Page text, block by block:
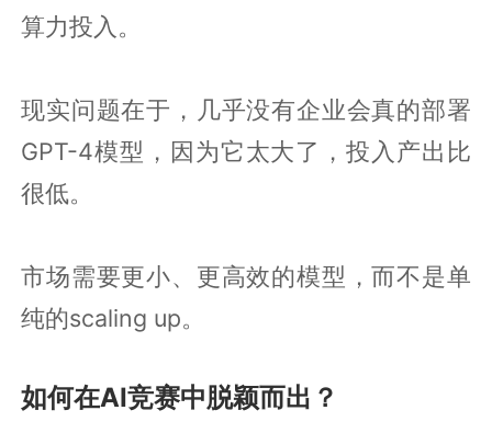
算力投入。
现实问题在于，几乎没有企业会真的部署
GPT-4模型，因为它太大了，投入产出比
很低。
市场需要更小、更高效的模型，而不是单
纯的scaling up。
如何在AI竞赛中脱颖而出？